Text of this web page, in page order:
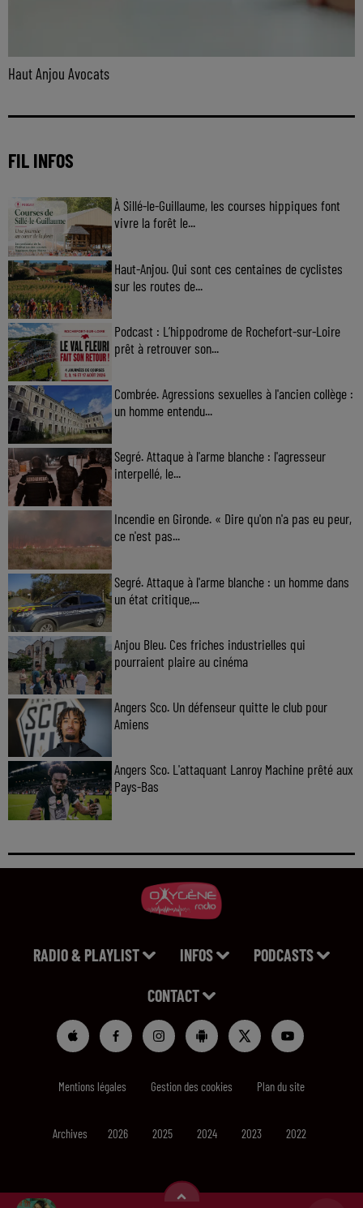
Haut Anjou Avocats
FIL INFOS
À Sillé-le-Guillaume, les courses hippiques font
vivre la forêt le...
Haut-Anjou. Qui sont ces centaines de cyclistes
sur les routes de...
Podcast : L’hippodrome de Rochefort-sur-Loire
prêt à retrouver son...
Combrée. Agressions sexuelles à l'ancien collège :
un homme entendu...
Segré. Attaque à l'arme blanche : l'agresseur
interpellé, le...
Incendie en Gironde. « Dire qu'on n'a pas eu peur,
ce n'est pas...
Segré. Attaque à l'arme blanche : un homme dans
un état critique,...
Anjou Bleu. Ces friches industrielles qui
pourraient plaire au cinéma
Angers Sco. Un défenseur quitte le club pour
Amiens
Angers Sco. L'attaquant Lanroy Machine prêté aux
Pays-Bas
RADIO & PLAYLIST INFOS PODCASTS
CONTACT
Mentions légales Gestion des cookies Plan du site
Archives 2026 2025 2024 2023 2022